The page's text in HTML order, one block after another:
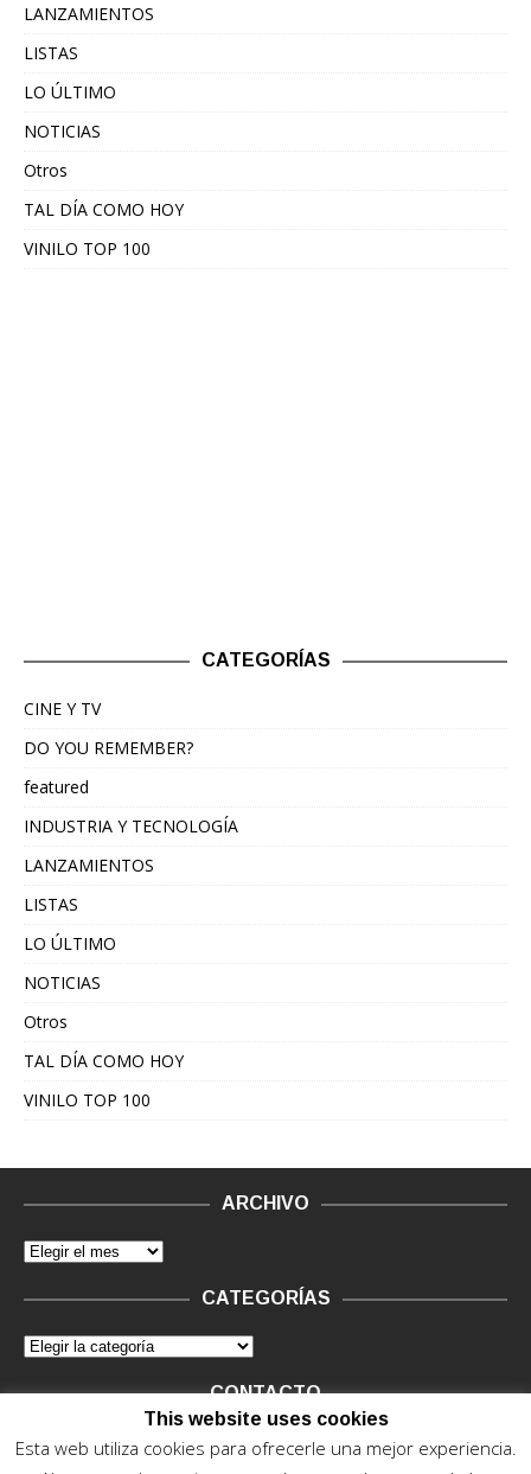
LANZAMIENTOS
LISTAS
LO ÚLTIMO
NOTICIAS
Otros
TAL DÍA COMO HOY
VINILO TOP 100
CATEGORÍAS
CINE Y TV
DO YOU REMEMBER?
featured
INDUSTRIA Y TECNOLOGÍA
LANZAMIENTOS
LISTAS
LO ÚLTIMO
NOTICIAS
Otros
TAL DÍA COMO HOY
VINILO TOP 100
ARCHIVO
CATEGORÍAS
CONTACTO
Vinilo Negro.Consultas de anunciantes y Legal, en vinilo at
This website uses cookies
Esta web utiliza cookies para ofrecerle una mejor experiencia.